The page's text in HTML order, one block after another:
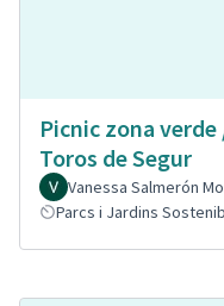
Picnic zona
Toros de Segur
Vanessa Salmerón
Parcs i Jardins